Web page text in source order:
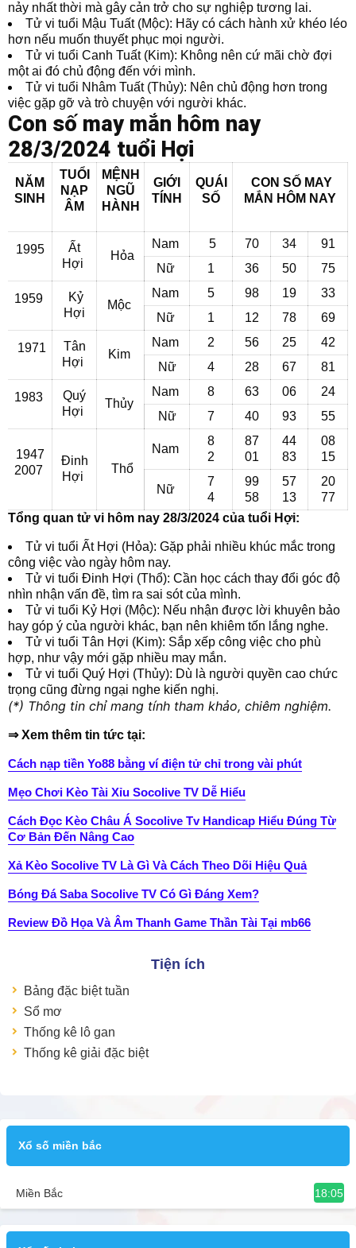
nảy nhất thời mà gây cản trở cho sự nghiệp tương lai.
Tử vi tuổi Mậu Tuất (Mộc): Hãy có cách hành xử khéo léo
hơn nếu muốn thuyết phục mọi người.
Tử vi tuổi Canh Tuất (Kim): Không nên cứ mãi chờ đợi
một ai đó chủ động đến với mình.
Tử vi tuổi Nhâm Tuất (Thủy): Nên chủ động hơn trong
việc gặp gỡ và trò chuyện với người khác.
Con số may mắn hôm nay
28/3/2024 tuổi Hợi
NĂM
SINH
TUỔI
NẠP
ÂM
MỆNH
NGŨ
HÀNH
GIỚI
TÍNH
QUÁI
SỐ
CON SỐ MAY
MẮN HÔM NAY
1995
Ất
Hợi
Hỏa
Nam 5 70 34
91
Nữ
1 36 50 75
1959
Kỷ
Hợi
Mộc
Nam 5 98 19
33
Nữ
1 12 78 69
1971
Tân
Hợi
Kim
Nam 2 56 25
42
Nữ
4 28 67 81
1983
Quý
Hợi
Thủy
Nam 8 63 06
24
Nữ
7 40 93 55
1947
2007
Đinh
Hợi
Thổ
Nam
8
2
87
01
44
83
08
15
Nữ
7
4
99
58
57
13
20
77
Tổng quan tử vi hôm nay 28/3/2024 của tuổi Hợi:
Tử vi tuổi Ất Hợi (Hỏa): Gặp phải nhiều khúc mắc trong
công việc vào ngày hôm nay.
Tử vi tuổi Đinh Hợi (Thổ): Cần học cách thay đổi góc độ
nhìn nhận vấn đề, tìm ra sai sót của mình.
Tử vi tuổi Kỷ Hợi (Mộc): Nếu nhận được lời khuyên bảo
hay góp ý của người khác, bạn nên khiêm tốn lắng nghe.
Tử vi tuổi Tân Hợi (Kim): Sắp xếp công việc cho phù
hợp, như vậy mới gặp nhiều may mắn.
Tử vi tuổi Quý Hợi (Thủy): Dù là người quyền cao chức
trọng cũng đừng ngại nghe kiến nghị.
(*) Thông tin chỉ mang tính tham khảo, chiêm nghiệm.
⇒ Xem thêm tin tức tại:
Cách nạp tiền Yo88 bằng ví điện tử chỉ trong vài phút
Mẹo Chơi Kèo Tài Xỉu Socolive TV Dễ Hiểu
Cách Đọc Kèo Châu Á Socolive Tv Handicap Hiểu Đúng Từ
Cơ Bản Đến Nâng Cao
Xả Kèo Socolive TV Là Gì Và Cách Theo Dõi Hiệu Quả
Bóng Đá Saba Socolive TV Có Gì Đáng Xem?
Review Đồ Họa Và Âm Thanh Game Thần Tài Tại mb66
Tiện ích
Bảng đặc biệt tuần
Sổ mơ
Thống kê lô gan
Thống kê giải đặc biệt
Xổ số miền bắc
Miền Bắc 18:05